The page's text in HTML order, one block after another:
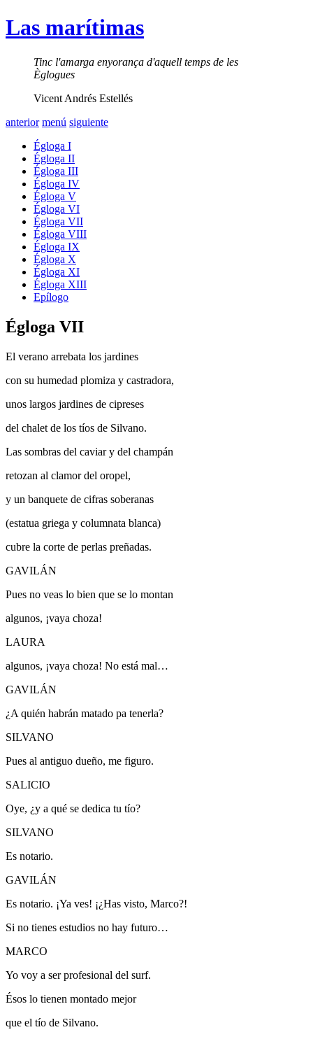
Las marítimas
Tinc l'amarga enyorança d'aquell temps de les
Èglogues
Vicent Andrés Estellés
anterior menú siguiente
Égloga I
Égloga II
Égloga III
Égloga IV
Égloga V
Égloga VI
Égloga VII
Égloga VIII
Égloga IX
Égloga X
Égloga XI
Égloga XIII
Epílogo
Égloga VII
El verano arrebata los jardines
con su humedad plomiza y castradora,
unos largos jardines de cipreses
del chalet de los tíos de Silvano.
Las sombras del caviar y del champán
retozan al clamor del oropel,
y un banquete de cifras soberanas
(estatua griega y columnata blanca)
cubre la corte de perlas preñadas.
GAVILÁN
Pues no veas lo bien que se lo montan
algunos, ¡vaya choza!
LAURA
algunos, ¡vaya choza! No está mal…
GAVILÁN
¿A quién habrán matado pa tenerla?
SILVANO
Pues al antiguo dueño, me figuro.
SALICIO
Oye, ¿y a qué se dedica tu tío?
SILVANO
Es notario.
GAVILÁN
Es notario. ¡Ya ves! ¡¿Has visto, Marco?!
Si no tienes estudios no hay futuro…
MARCO
Yo voy a ser profesional del surf.
Ésos lo tienen montado mejor
que el tío de Silvano.